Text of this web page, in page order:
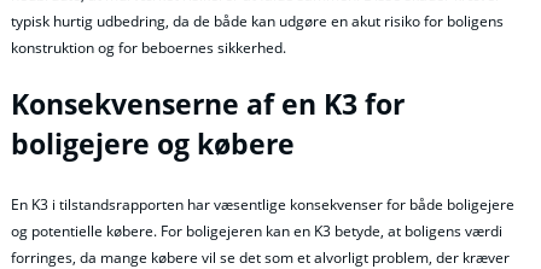
typisk hurtig udbedring, da de både kan udgøre en akut risiko for boligens
konstruktion og for beboernes sikkerhed.
Konsekvenserne af en K3 for
boligejere og købere
En K3 i tilstandsrapporten har væsentlige konsekvenser for både boligejere
og potentielle købere. For boligejeren kan en K3 betyde, at boligens værdi
forringes, da mange købere vil se det som et alvorligt problem, der kræver